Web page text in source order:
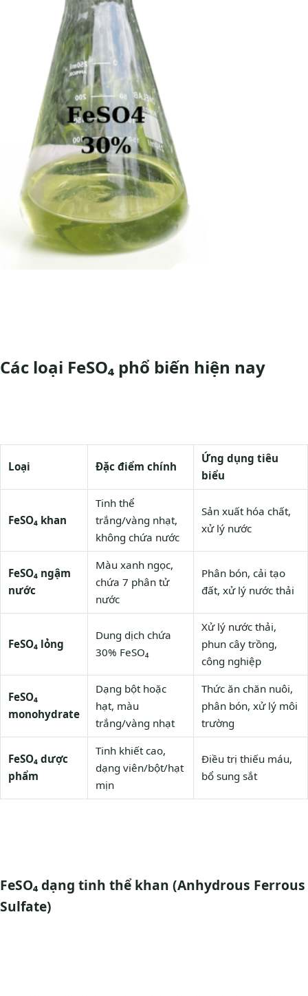
Các loại FeSO₄ phổ biến hiện nay
Loại Đặc điểm chính
Ứng dụng tiêu
biểu
FeSO₄ khan
Tinh thể
trắng/vàng nhạt,
không chứa nước
Sản xuất hóa chất,
xử lý nước
FeSO₄ ngậm
nước
Màu xanh ngọc,
chứa 7 phân tử
nước
Phân bón, cải tạo
đất, xử lý nước thải
FeSO₄ lỏng
Dung dịch chứa
30% FeSO₄
Xử lý nước thải,
phun cây trồng,
công nghiệp
FeSO₄
monohydrate
Dạng bột hoặc
hạt, màu
trắng/vàng nhạt
Thức ăn chăn nuôi,
phân bón, xử lý môi
trường
FeSO₄ dược
phẩm
Tinh khiết cao,
dạng viên/bột/hạt
mịn
Điều trị thiếu máu,
bổ sung sắt
FeSO₄ dạng tinh thể khan (Anhydrous Ferrous
Sulfate)